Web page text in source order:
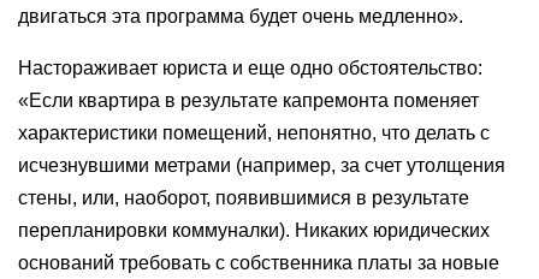
двигаться эта программа будет очень медленно».
Настораживает юриста и еще одно обстоятельство:
«Если квартира в результате капремонта поменяет
характеристики помещений, непонятно, что делать с
исчезнувшими метрами (например, за счет утолщения
стены, или, наоборот, появившимися в результате
перепланировки коммуналки). Никаких юридических
оснований требовать с собственника платы за новые